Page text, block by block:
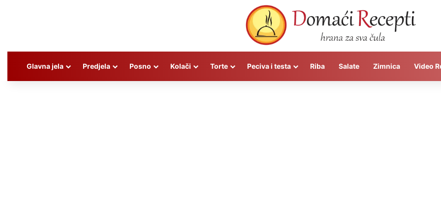
Glavna jela Predjela Posno Kolači Torte Peciva i testa Riba Salate Zimnica Video